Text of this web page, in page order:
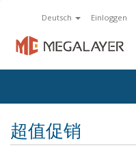
Deutsch Einloggen
超值促销